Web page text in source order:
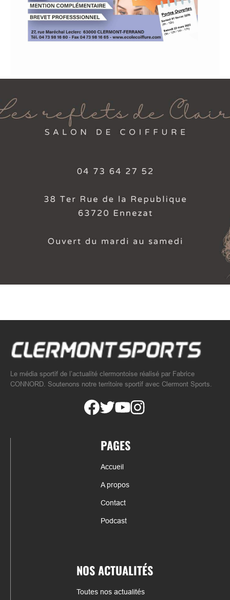
Le média sportif de l’actualité clermontoise réalisé par Fabrice
CONNORD. Soutenons notre territoire sportif avec Clermont Sports.
PAGES
Accueil
A propos
Contact
Podcast
NOS ACTUALITÉS
Toutes nos actualités